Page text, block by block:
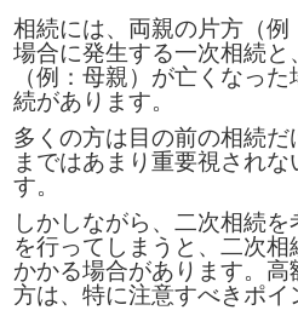
相続には、両親の片方（例
場合に発生する一次相続
（例：母親）が亡くなっ
続があります。
多くの方は目の前の相続
まではあまり重要視され
す。
しかしながら、二次相続
を行ってしまうと、二次
かかる場合があります。
方は、特に注意すべきポイ